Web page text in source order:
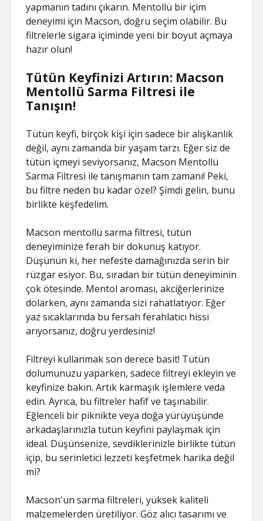
yapmanın tadını çıkarın. Mentollü bir içim
deneyimi için Macson, doğru seçim olabilir. Bu
filtrelerle sigara içiminde yeni bir boyut açmaya
hazır olun!
Tütün Keyfinizi Artırın: Macson
Mentollü Sarma Filtresi ile
Tanışın!
Tütün keyfi, birçok kişi için sadece bir alışkanlık
değil, aynı zamanda bir yaşam tarzı. Eğer siz de
tütün içmeyi seviyorsanız, Macson Mentollü
Sarma Filtresi ile tanışmanın tam zamanı! Peki,
bu filtre neden bu kadar özel? Şimdi gelin, bunu
birlikte keşfedelim.
Macson mentollü sarma filtresi, tütün
deneyiminize ferah bir dokunuş katıyor.
Düşünün ki, her nefeste damağınızda serin bir
rüzgar esiyor. Bu, sıradan bir tütün deneyiminin
çok ötesinde. Mentol aroması, akciğerlerinize
dolarken, aynı zamanda sizi rahatlatıyor. Eğer
yaz sıcaklarında bu fersah ferahlatıcı hissi
arıyorsanız, doğru yerdesiniz!
Filtreyi kullanmak son derece basit! Tütün
dolumunuzu yaparken, sadece filtreyi ekleyin ve
keyfinize bakın. Artık karmaşık işlemlere veda
edin. Ayrıca, bu filtreler hafif ve taşınabilir.
Eğlenceli bir piknikte veya doğa yürüyüşünde
arkadaşlarınızla tütün keyfini paylaşmak için
ideal. Düşünsenize, sevdiklerinizle birlikte tütün
içip, bu serinletici lezzeti keşfetmek harika değil
mi?
Macson'un sarma filtreleri, yüksek kaliteli
malzemelerden üretiliyor. Göz alıcı tasarımı ve